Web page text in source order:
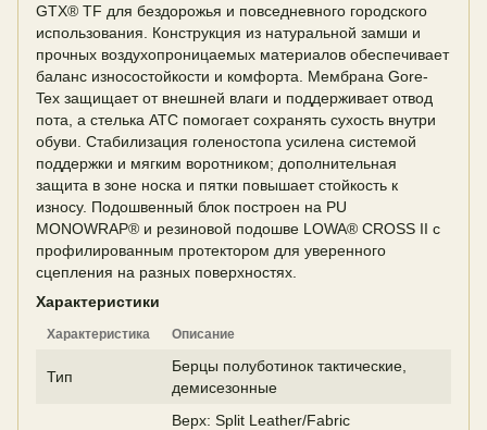
GTX® TF для бездорожья и повседневного городского
использования. Конструкция из натуральной замши и
прочных воздухопроницаемых материалов обеспечивает
баланс износостойкости и комфорта. Мембрана Gore-
Tex защищает от внешней влаги и поддерживает отвод
пота, а стелька ATC помогает сохранять сухость внутри
обуви. Стабилизация голеностопа усилена системой
поддержки и мягким воротником; дополнительная
защита в зоне носка и пятки повышает стойкость к
износу. Подошвенный блок построен на PU
MONOWRAP® и резиновой подошве LOWA® CROSS II с
профилированным протектором для уверенного
сцепления на разных поверхностях.
Характеристики
Характеристика Описание
Тип
Берцы полуботинок тактические,
демисезонные
Верх: Split Leather/Fabric